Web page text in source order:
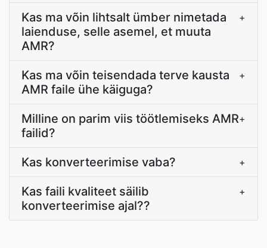
Kas ma võin lihtsalt ümber nimetada
laienduse, selle asemel, et muuta
AMR?
+
Kas ma võin teisendada terve kausta
AMR faile ühe käiguga?
+
Milline on parim viis töötlemiseks AMR
failid?
+
Kas konverteerimise vaba? +
Kas faili kvaliteet säilib
konverteerimise ajal??
+